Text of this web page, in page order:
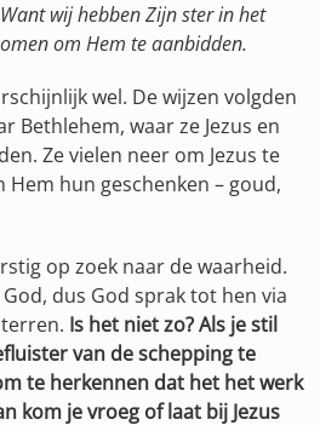
wij hebben Zijn ster in het
om Hem te aanbidden.
wel. De wijzen volgden
Bethlehem, waar ze Jezus en
Ze vielen neer om Jezus te
hun geschenken – goud,
op zoek naar de waarheid.
dus God sprak tot hen via
Is het niet zo? Als je stil
van de schepping te
te herkennen dat het het werk
kom je vroeg of laat bij Jezus